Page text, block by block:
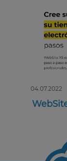
04.07.2022